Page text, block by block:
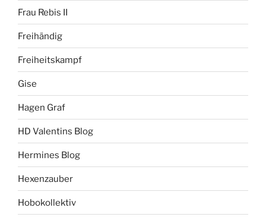
Frau Rebis II
Freihändig
Freiheitskampf
Gise
Hagen Graf
HD Valentins Blog
Hermines Blog
Hexenzauber
Hobokollektiv